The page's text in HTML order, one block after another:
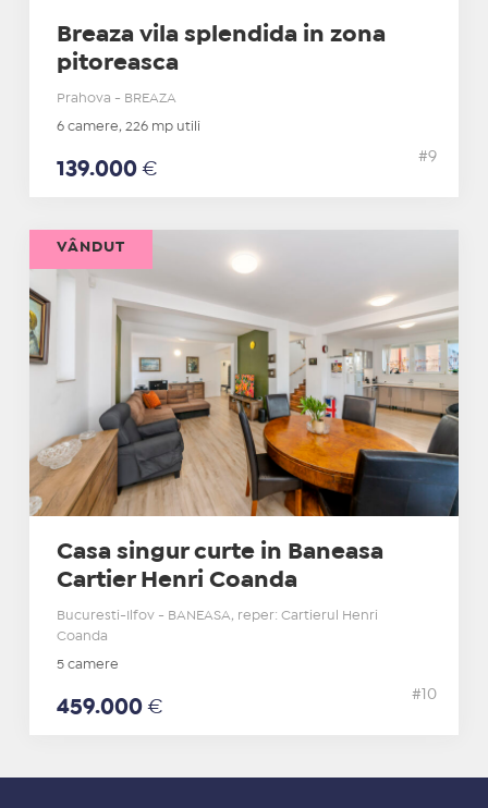
Breaza vila splendida in zona
pitoreasca
Prahova - BREAZA
6 camere, 226 mp utili
139.000 €
#9
Casa singur curte in Baneasa
Cartier Henri Coanda
Bucuresti-Ilfov - BANEASA, reper: Cartierul Henri
Coanda
5 camere
459.000 €
#10
VÂNDUT